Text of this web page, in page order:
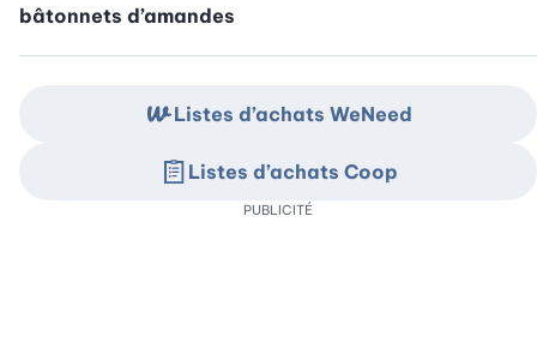
bâtonnets d’amandes
Listes d’achats WeNeed
Listes d’achats Coop
PUBLICITÉ